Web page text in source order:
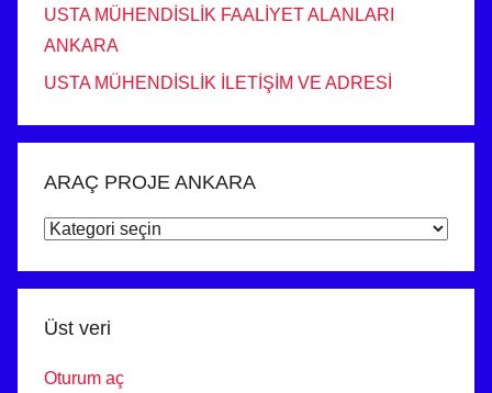
USTA MÜHENDİSLİK FAALİYET ALANLARI
ANKARA
USTA MÜHENDİSLİK İLETİŞİM VE ADRESİ
ARAÇ PROJE ANKARA
ARAÇ
ANKARA
Üst veri
Oturum aç